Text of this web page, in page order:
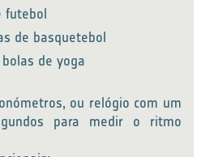
futebol
de basquetebol
de yoga
ou relógio com um
para medir o ritmo